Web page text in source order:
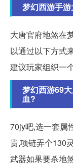
梦幻西游手
大唐官府地煞在
以通过以下方式
建议玩家组织一
梦幻西游69
血?
70jy吧,选一套属
贵,项链弄个130
武器如果要杀地